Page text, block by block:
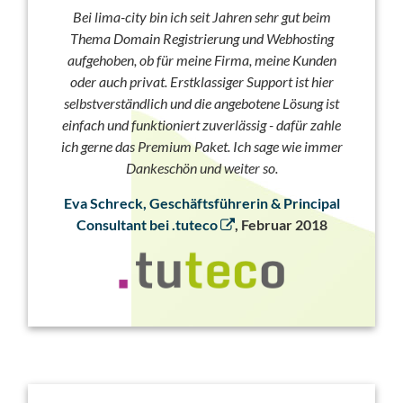
Bei lima-city bin ich seit Jahren sehr gut beim
Thema Domain Registrierung und Webhosting
aufgehoben, ob für meine Firma, meine Kunden
oder auch privat. Erstklassiger Support ist hier
selbstverständlich und die angebotene Lösung ist
einfach und funktioniert zuverlässig - dafür zahle
ich gerne das Premium Paket. Ich sage wie immer
Dankeschön und weiter so.
Eva Schreck, Geschäftsführerin & Principal
Consultant bei .tuteco
, Februar 2018